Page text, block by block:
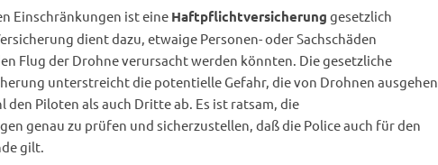
Einschränkungen ist eine Haftpflichtversicherung gesetzlich
dient dazu, etwaige Personen- oder Sachschäden
Flug der Drohne verursacht werden könnten. Die gesetzliche
unterstreicht die potentielle Gefahr, die von Drohnen ausgehen
den Piloten als auch Dritte ab. Es ist ratsam, die
genau zu prüfen und sicherzustellen, daß die Police auch für den
gilt.